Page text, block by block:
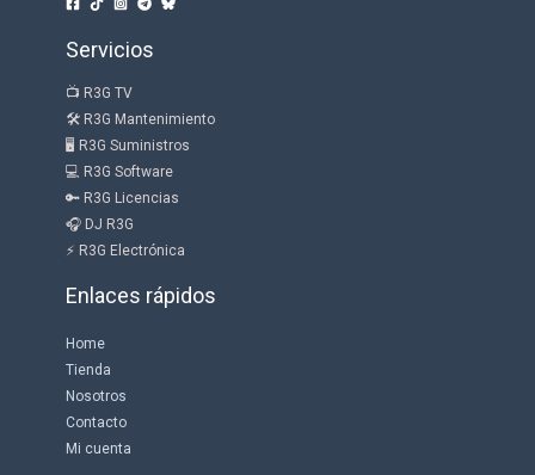
Servicios
📺 R3G TV
🛠 R3G Mantenimiento
🖥 R3G Suministros
💻 R3G Software
🔑 R3G Licencias
🎧 DJ R3G
⚡ R3G Electrónica
Enlaces rápidos
Home
Tienda
Nosotros
Contacto
Mi cuenta